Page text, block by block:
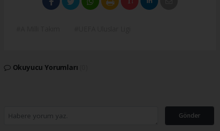
Okuyucu Yorumları
Gönder